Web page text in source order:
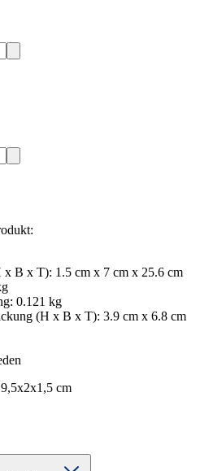
x B x T): 1.5 cm x 7 cm x 25.6 cm
: 0.121 kg
(H x B x T): 3.9 cm x 6.8 cm
cm